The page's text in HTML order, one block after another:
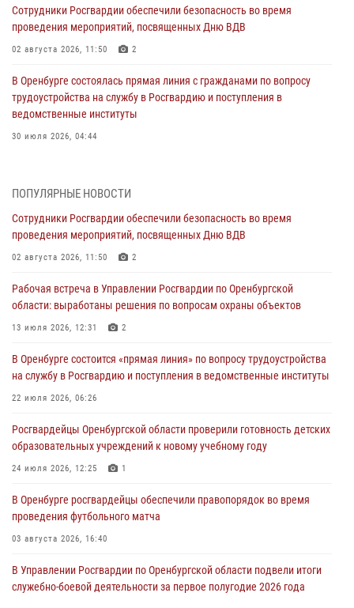
Сотрудники Росгвардии обеспечили безопасность во время
проведения мероприятий, посвященных Дню ВДВ
02 августа 2026, 11:50 2
В Оренбурге состоялась прямая линия с гражданами по вопросу
трудоустройства на службу в Росгвардию и поступления в
ведомственные институты
30 июля 2026, 04:44
28 июля 2026, 09:41 1
Росгвардейцы обеспечили правопорядок на праздновании Дня
ВМФ в Оренбурге
27 июля 2026, 14:36 2
Росгвардейцы предотвратили трагедию: спасен мужчина в тяжелой
жизненной ситуации (ВИДЕО)
26 июля 2026, 14:45 1
Росгвардейцы Оренбургской области проверили готовность детских
образовательных учреждений к новому учебному году
24 июля 2026, 12:25
При силовой поддержке ОМОН «Кобра» Росгвардии в Оренбурге
проведён рейд по строительным объектам
23 июля 2026, 10:47
ПОПУЛЯРНЫЕ НОВОСТИ
Сотрудники Росгвардии обеспечили безопасность во время
проведения мероприятий, посвященных Дню ВДВ
02 августа 2026, 11:50 2
Рабочая встреча в Управлении Росгвардии по Оренбургской
области: выработаны решения по вопросам охраны объектов
13 июля 2026, 12:31 2
В Оренбурге состоится «прямая линия» по вопросу трудоустройства
на службу в Росгвардию и поступления в ведомственные институты
22 июля 2026, 06:26
Росгвардейцы Оренбургской области проверили готовность детских
образовательных учреждений к новому учебному году
24 июля 2026, 12:25 1
В Оренбурге росгвардейцы обеспечили правопорядок во время
проведения футбольного матча
03 августа 2026, 16:40
В Управлении Росгвардии по Оренбургской области подвели итоги
служебно-боевой деятельности за первое полугодие 2026 года